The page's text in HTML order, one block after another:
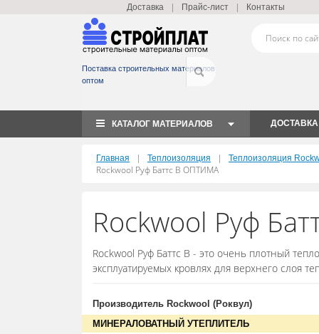
Доставка| Прайс-лист| Контакты
Поставка строительных материалов
оптом
КАТАЛОГ МАТЕРИАЛОВ ДОСТАВКА
Главная | Теплоизоляция | Теплоизоляция
Rockwool Руф Баттс В ОПТИМА
Rockwool Руф
Rockwool Руф Баттс В - это очень плотный
эксплуатируемых кровлях для верхнего слоя
Производитель Rockwool (Роквул)
МИНЕРАЛОВАТНЫЙ УТЕПЛИТЕЛЬ